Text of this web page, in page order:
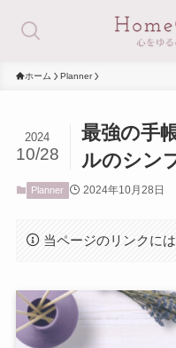
ホーム Planner
最強の手
ルのシン
2024
10/28
Planner 2024年10月28日
当ページのリンクに